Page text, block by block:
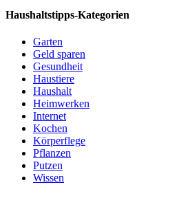
Haushaltstipps-Kategorien
Garten
Geld sparen
Gesundheit
Haustiere
Haushalt
Heimwerken
Internet
Kochen
Körperflege
Pflanzen
Putzen
Wissen